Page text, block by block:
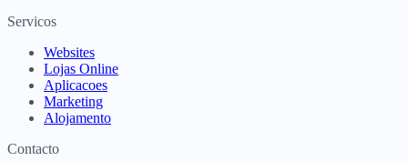
Servicos
Websites
Lojas Online
Aplicacoes
Marketing
Alojamento
Contacto